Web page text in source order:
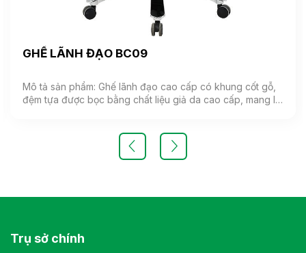
GHẾ LÃNH ĐẠO BC09
Mô tả sản phẩm: Ghế lãnh đạo cao cấp có khung cốt gỗ,
đệm tựa được bọc bằng chất liệu giả da cao cấp, mang lại
bảo tính bền vững và thẩm mỹ.( Sản phẩm nhập khẩu )
Màu sắc: Tùy chọn Chất liệu: Ghế lãnh đạo cao cấp có
Trụ sở chính